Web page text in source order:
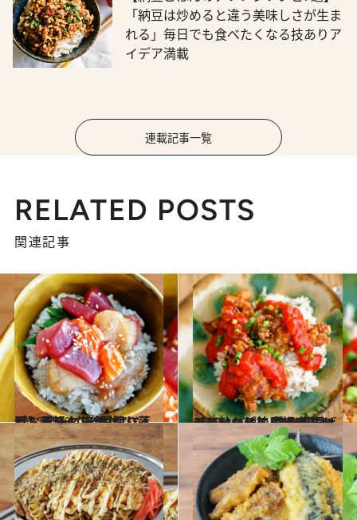
「納豆は炒めると違う美味しさが生ま
れる」毎日でも食べたくなる技ありア
イデア満載
連載記事一覧
RELATED POSTS
関連記事
2022.8.20
【お手軽！ 海鮮丼レシピ】 スーパーの“切り落としパック”を 醤油、酒、みりんで“漬け”に！
グルメ 2022.10.29
【スーパーの唐揚げアレンジレシピ】 鶏の唐揚げチリソース丼 コチュジャンを効かせてピリ辛味に
グルメ